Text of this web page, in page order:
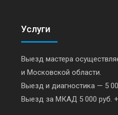
Услуги
Выезд мастера
и Московской области.
Выезд и диагностика — 5
Выезд за МКАД 5 000 руб.